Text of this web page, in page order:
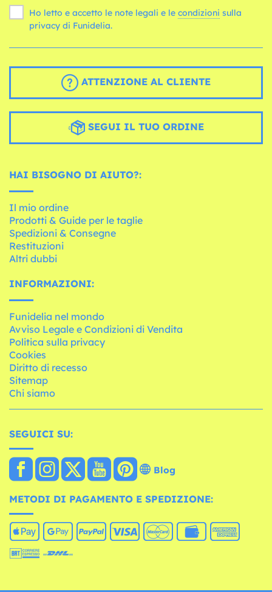
Ho letto e accetto le note legali e le condizioni
privacy di Funidelia.
ATTENZIONE AL CLIENTE
SEGUI IL TUO ORDINE
HAI BISOGNO DI AIUTO?:
Il mio ordine
Prodotti & Guide per le taglie
Spedizioni & Consegne
Restituzioni
Altri dubbi
INFORMAZIONI:
Funidelia nel mondo
Avviso Legale e Condizioni di Vendita
Politica sulla privacy
Cookies
Diritto di recesso
Sitemap
Chi siamo
SEGUICI SU:
Blog
METODI DI PAGAMENTO E SPEDIZIONE: